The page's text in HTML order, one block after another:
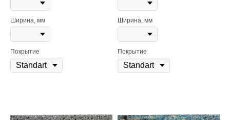
Ширина, мм
Покрытие
Ширина, мм
Покрытие